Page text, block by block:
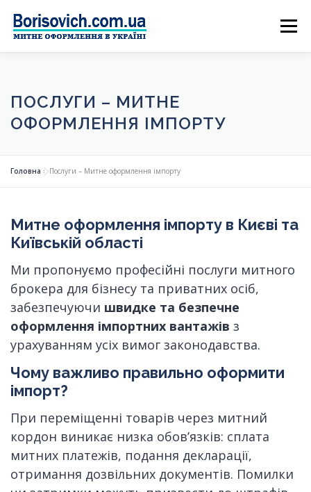
Menu
ПОСЛУГИ – МИТНЕ
ОФОРМЛЕННЯ ІМПОРТУ
Головна »Послуги – Митне оформлення імпорту
Митне оформлення імпорту в Києві та
Київській області
Ми пропонуємо професійні послуги митного
брокера для бізнесу та приватних осіб,
забезпечуючи швидке та безпечне
оформлення імпортних вантажів з
урахуванням усіх вимог законодавства.
Чому важливо правильно оформити
імпорт?
При переміщенні товарів через митний
кордон виникає низка обов’язків: сплата
митних платежів, подання декларації,
отримання дозвільних документів. Помилки